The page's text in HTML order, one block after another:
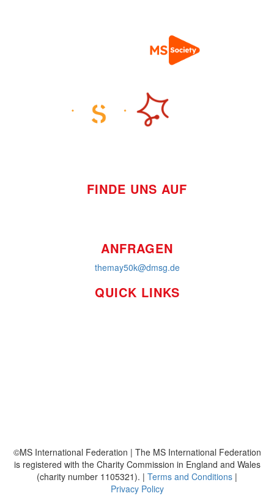
FINDE UNS AUF
ANFRAGEN
themay50k@dmsg.de
QUICK LINKS
©MS International Federation | The MS International Federation
is registered with the Charity Commission in England and Wales
(charity number 1105321). | Terms and Conditions |
Privacy Policy